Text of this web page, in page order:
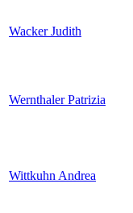
Wacker Judith
Wernthaler Patrizia
Wittkuhn Andrea